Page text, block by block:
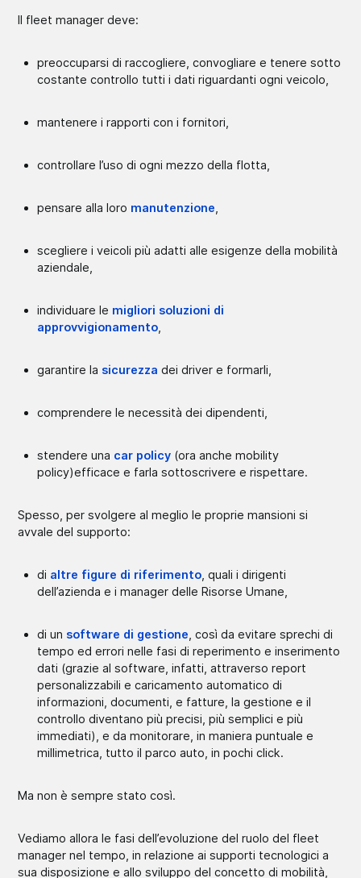
Il fleet manager deve:
preoccuparsi di raccogliere, convogliare e tenere sotto
costante controllo tutti i dati riguardanti ogni veicolo,
mantenere i rapporti con i fornitori,
controllare l’uso di ogni mezzo della flotta,
pensare alla loro manutenzione
scegliere i veicoli più adatti alle esigenze della mobilità
aziendale,
individuare le migliori soluzioni di
approvvigionamento
garantire la sicurezza dei driver e formarli,
comprendere le necessità dei dipendenti,
stendere una car policy (ora anche mobility
policy)efficace e farla sottoscrivere e rispettare.
Spesso, per svolgere al meglio le proprie mansioni si
avvale del supporto:
di altre figure di riferimento , quali i dirigenti
dell’azienda e i manager delle Risorse Umane,
di un software di gestione , così da evitare sprechi di
tempo ed errori nelle fasi di reperimento e inserimento
dati (grazie al software, infatti, attraverso report
personalizzabili e caricamento automatico di
informazioni, documenti, e fatture, la gestione e il
controllo diventano più precisi, più semplici e più
immediati), e da monitorare, in maniera puntuale e
millimetrica, tutto il parco auto, in pochi click.
Ma non è sempre stato così.
Vediamo allora le fasi dell’evoluzione del ruolo del fleet
manager nel tempo, in relazione ai supporti tecnologici a
sua disposizione e allo sviluppo del concetto di mobilità,